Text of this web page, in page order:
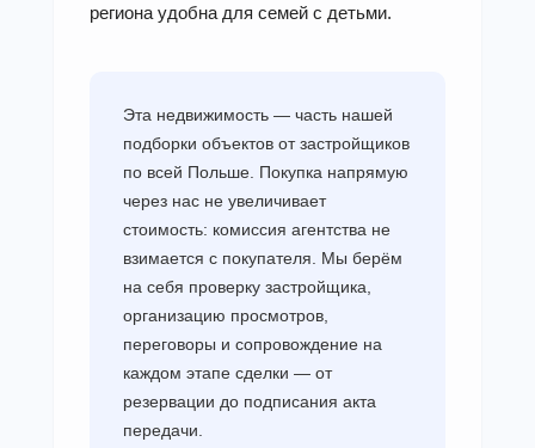
региона удобна для семей с детьми.
Эта недвижимость — часть нашей
подборки объектов от застройщиков
по всей Польше. Покупка напрямую
через нас не увеличивает
стоимость: комиссия агентства не
взимается с покупателя. Мы берём
на себя проверку застройщика,
организацию просмотров,
переговоры и сопровождение на
каждом этапе сделки — от
резервации до подписания акта
передачи.